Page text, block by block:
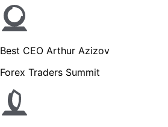
Best CEO Arthur Azizov
Forex Traders Summit